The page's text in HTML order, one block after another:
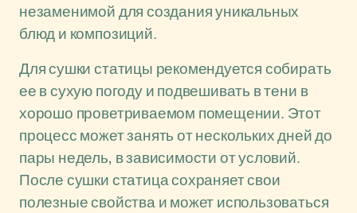
незаменимой для создания уникальных
блюд и композиций.
Для сушки статицы рекомендуется собирать
ее в сухую погоду и подвешивать в тени в
хорошо проветриваемом помещении. Этот
процесс может занять от нескольких дней до
пары недель, в зависимости от условий.
После сушки статица сохраняет свои
полезные свойства и может использоваться